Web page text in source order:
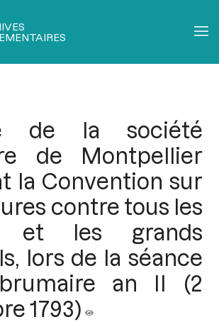
de la société
de Montpellier
la Convention sur
contre tous les
et les grands
lors de la séance
an II (2
1793)